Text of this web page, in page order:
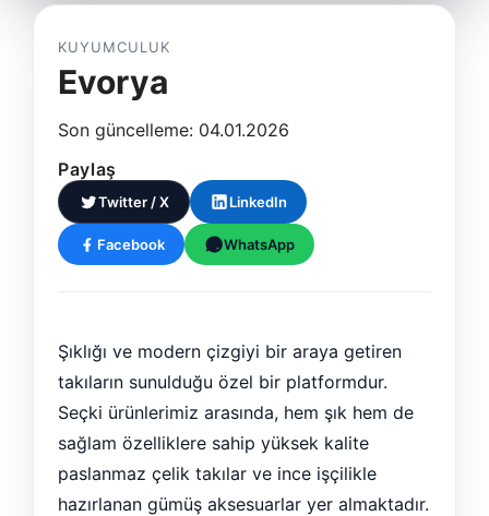
KUYUMCULUK
Evorya
Son güncelleme: 04.01.2026
Paylaş
Twitter / X LinkedIn
Facebook WhatsApp
Şıklığı ve modern çizgiyi bir araya getiren
takıların sunulduğu özel bir platformdur.
Seçki ürünlerimiz arasında, hem şık hem de
sağlam özelliklere sahip yüksek kalite
paslanmaz çelik takılar ve ince işçilikle
hazırlanan gümüş aksesuarlar yer almaktadır.